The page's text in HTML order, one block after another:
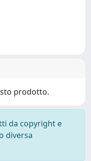
prodotto.
da copyright e
diversa